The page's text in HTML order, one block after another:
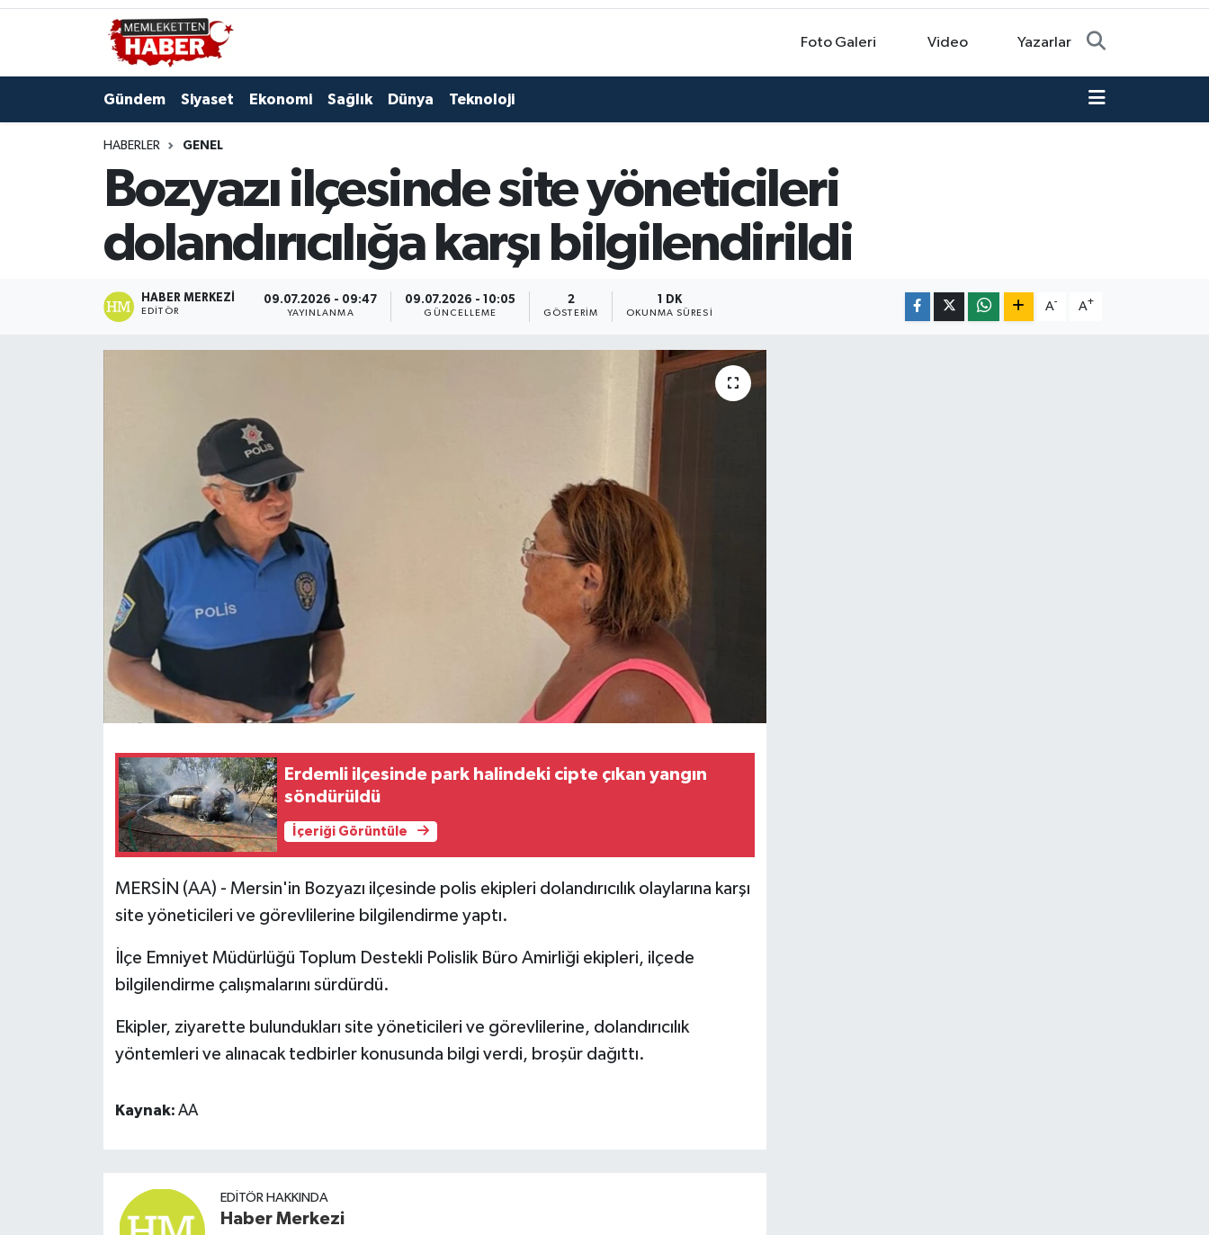
Foto Galeri Video Yazarlar
Gündem Siyaset Ekonomi Sağlık Dünya Teknoloji
HABERLER GENEL
Bozyazı ilçesinde site yöneticileri
dolandırıcılığa karşı bilgilendirildi
HABER MERKEZI
EDITÖR
09.07.2026 - 09:47
YAYINLANMA
09.07.2026 - 10:05
GÜNCELLEME
2
GÖSTERIM
1 DK
OKUNMA SÜRESI
A- A+
Erdemli ilçesinde park halindeki cipte çıkan yangın
söndürüldü
İçeriği Görüntüle
MERSİN (AA) - Mersin'in Bozyazı ilçesinde polis ekipleri dolandırıcılık olaylarına karşı
site yöneticileri ve görevlilerine bilgilendirme yaptı.
İlçe Emniyet Müdürlüğü Toplum Destekli Polislik Büro Amirliği ekipleri, ilçede
bilgilendirme çalışmalarını sürdürdü.
Ekipler, ziyarette bulundukları site yöneticileri ve görevlilerine, dolandırıcılık
yöntemleri ve alınacak tedbirler konusunda bilgi verdi, broşür dağıttı.
Kaynak: AA
EDITÖR HAKKINDA
Haber Merkezi